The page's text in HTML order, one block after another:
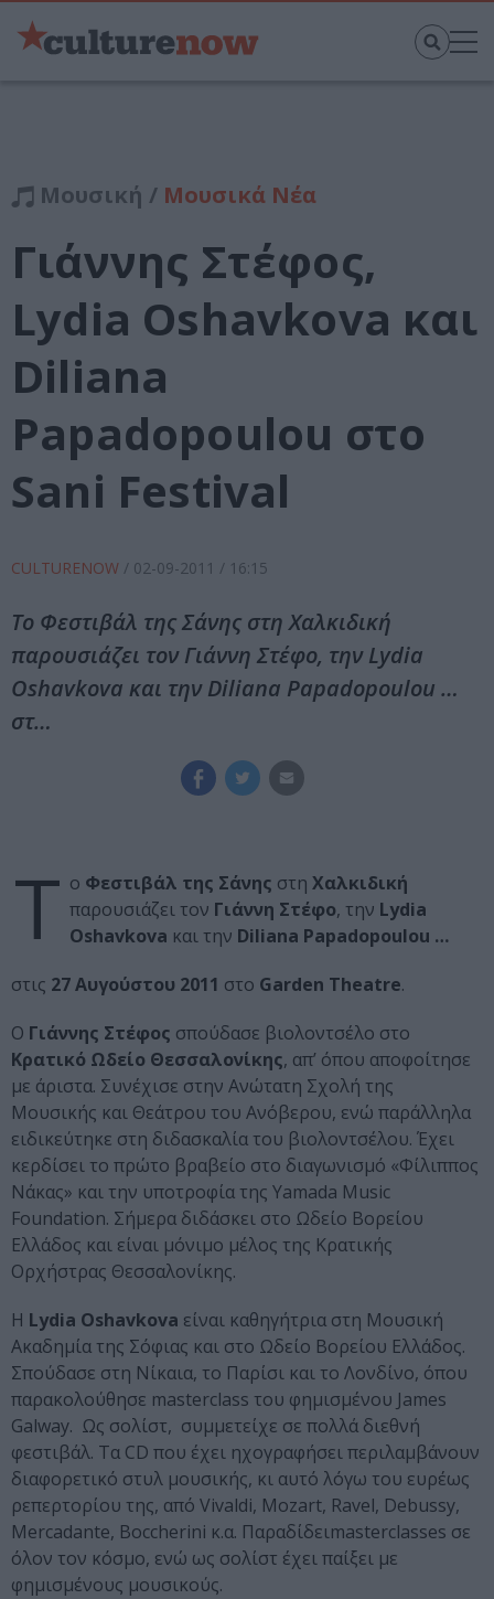
Μουσική / Μουσικά Νέα
Γιάννης Στέφος,
Lydia Oshavkova και
Diliana
Papadopoulou στο
Sani Festival
CULTURENOW / 02-09-2011 / 16:15
Το Φεστιβάλ της Σάνης στη Χαλκιδική
παρουσιάζει τον Γιάννη Στέφο, την Lydia
Oshavkova και την Diliana Papadopoulou …
στ…
Τ ο Φεστιβάλ της Σάνης στη Χαλκιδική
παρουσιάζει τον Γιάννη Στέφο, την Lydia
Oshavkova και την Diliana Papadopoulou …
στις 27 Αυγούστου 2011 στο Garden Theatre.
Ο Γιάννης Στέφος σπούδασε βιολοντσέλο στο
Κρατικό Ωδείο Θεσσαλονίκης, απ’ όπου αποφοίτησε
με άριστα. Συνέχισε στην Ανώτατη Σχολή της
Μουσικής και Θεάτρου του Ανόβερου, ενώ παράλληλα
ειδικεύτηκε στη διδασκαλία του βιολοντσέλου. Έχει
κερδίσει το πρώτο βραβείο στο διαγωνισμό «Φίλιππος
Νάκας» και την υποτροφία της Yamada Music
Foundation. Σήμερα διδάσκει στο Ωδείο Βορείου
Ελλάδος και είναι μόνιμο μέλος της Κρατικής
Ορχήστρας Θεσσαλονίκης.
Η Lydia Oshavkova είναι καθηγήτρια στη Μουσική
Ακαδημία της Σόφιας και στο Ωδείο Βορείου Ελλάδος.
Σπούδασε στη Νίκαια, το Παρίσι και το Λονδίνο, όπου
παρακολούθησε masterclass του φημισμένου James
Galway. Ως σολίστ, συμμετείχε σε πολλά διεθνή
φεστιβάλ. Τα CD που έχει ηχογραφήσει περιλαμβάνουν
διαφορετικό στυλ μουσικής, κι αυτό λόγω του ευρέως
ρεπερτορίου της, από Vivaldi, Mozart, Ravel, Debussy,
Mercadante, Boccherini κ.α. Παραδίδειmasterclasses σε
όλον τον κόσμο, ενώ ως σολίστ έχει παίξει με
φημισμένους μουσικούς.